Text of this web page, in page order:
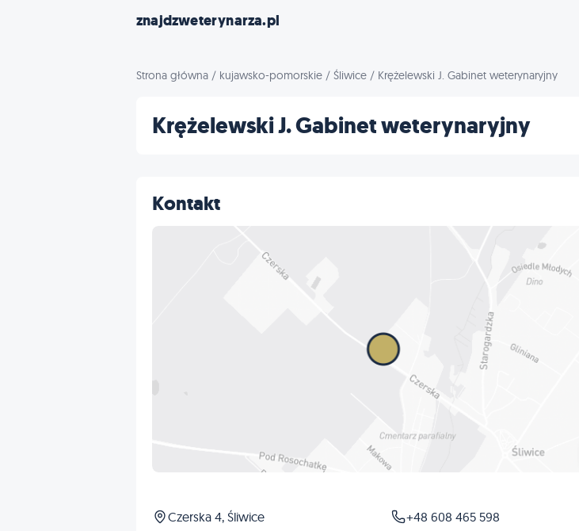
znajdzweterynarza.pl
Strona główna / kujawsko-pomorskie / Śliwice / Krężelewski J. Gabinet weterynaryjny
Krężelewski J. Gabinet weterynaryjny
Kontakt
Czerska 4, Śliwice +48 608 465 598